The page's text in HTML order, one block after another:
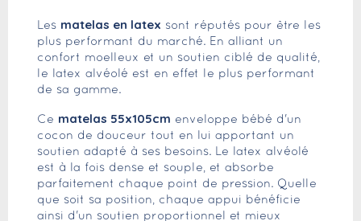
Les matelas en latex sont réputés pour être les
plus performant du marché. En alliant un
confort moelleux et un soutien ciblé de qualité,
le latex alvéolé est en effet le plus performant
de sa gamme.
Ce matelas 55x105cm enveloppe bébé d'un
cocon de douceur tout en lui apportant un
soutien adapté à ses besoins. Le latex alvéolé
est à la fois dense et souple, et absorbe
parfaitement chaque point de pression. Quelle
que soit sa position, chaque appui bénéficie
ainsi d'un soutien proportionnel et mieux